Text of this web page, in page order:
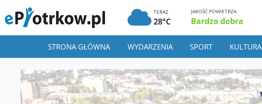
TERAZ
28°C
JAKOŚĆ POWIETRZA
Bardzo dobra
STRONA GŁÓWNA WYDARZENIA SPORT KULTURA